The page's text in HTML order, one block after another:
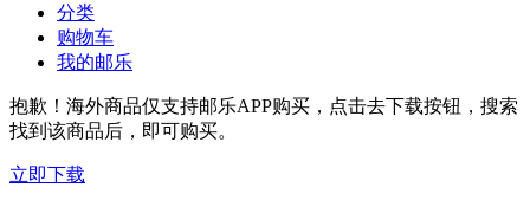
分类
购物车
我的邮乐
抱歉！海外商品仅支持邮乐APP购买，点击去下载按钮，搜索
找到该商品后，即可购买。
立即下载